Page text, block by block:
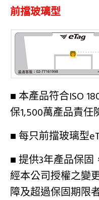
前擋玻璃型
■ 本產品符合ISO
保1,500萬產品責任
■ 每只前擋玻璃型
■ 提供3年產品保固
經本公司授權之變
障及超過保固期限